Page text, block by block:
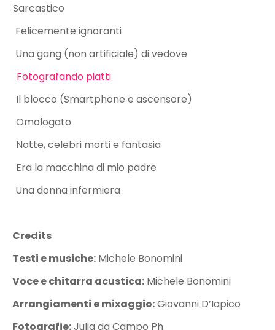
Sarcastico
Felicemente ignoranti
Una gang (non artificiale) di vedove
Fotografando piatti
Il blocco (Smartphone e ascensore)
Omologato
Notte, celebri morti e fantasia
Era la macchina di mio padre
Una donna infermiera
Credits
Testi e musiche: Michele Bonomini
Voce e chitarra acustica: Michele Bonomini
Arrangiamenti e mixaggio:Giovanni D’Iapico
Fotografie:Julia da Campo Ph